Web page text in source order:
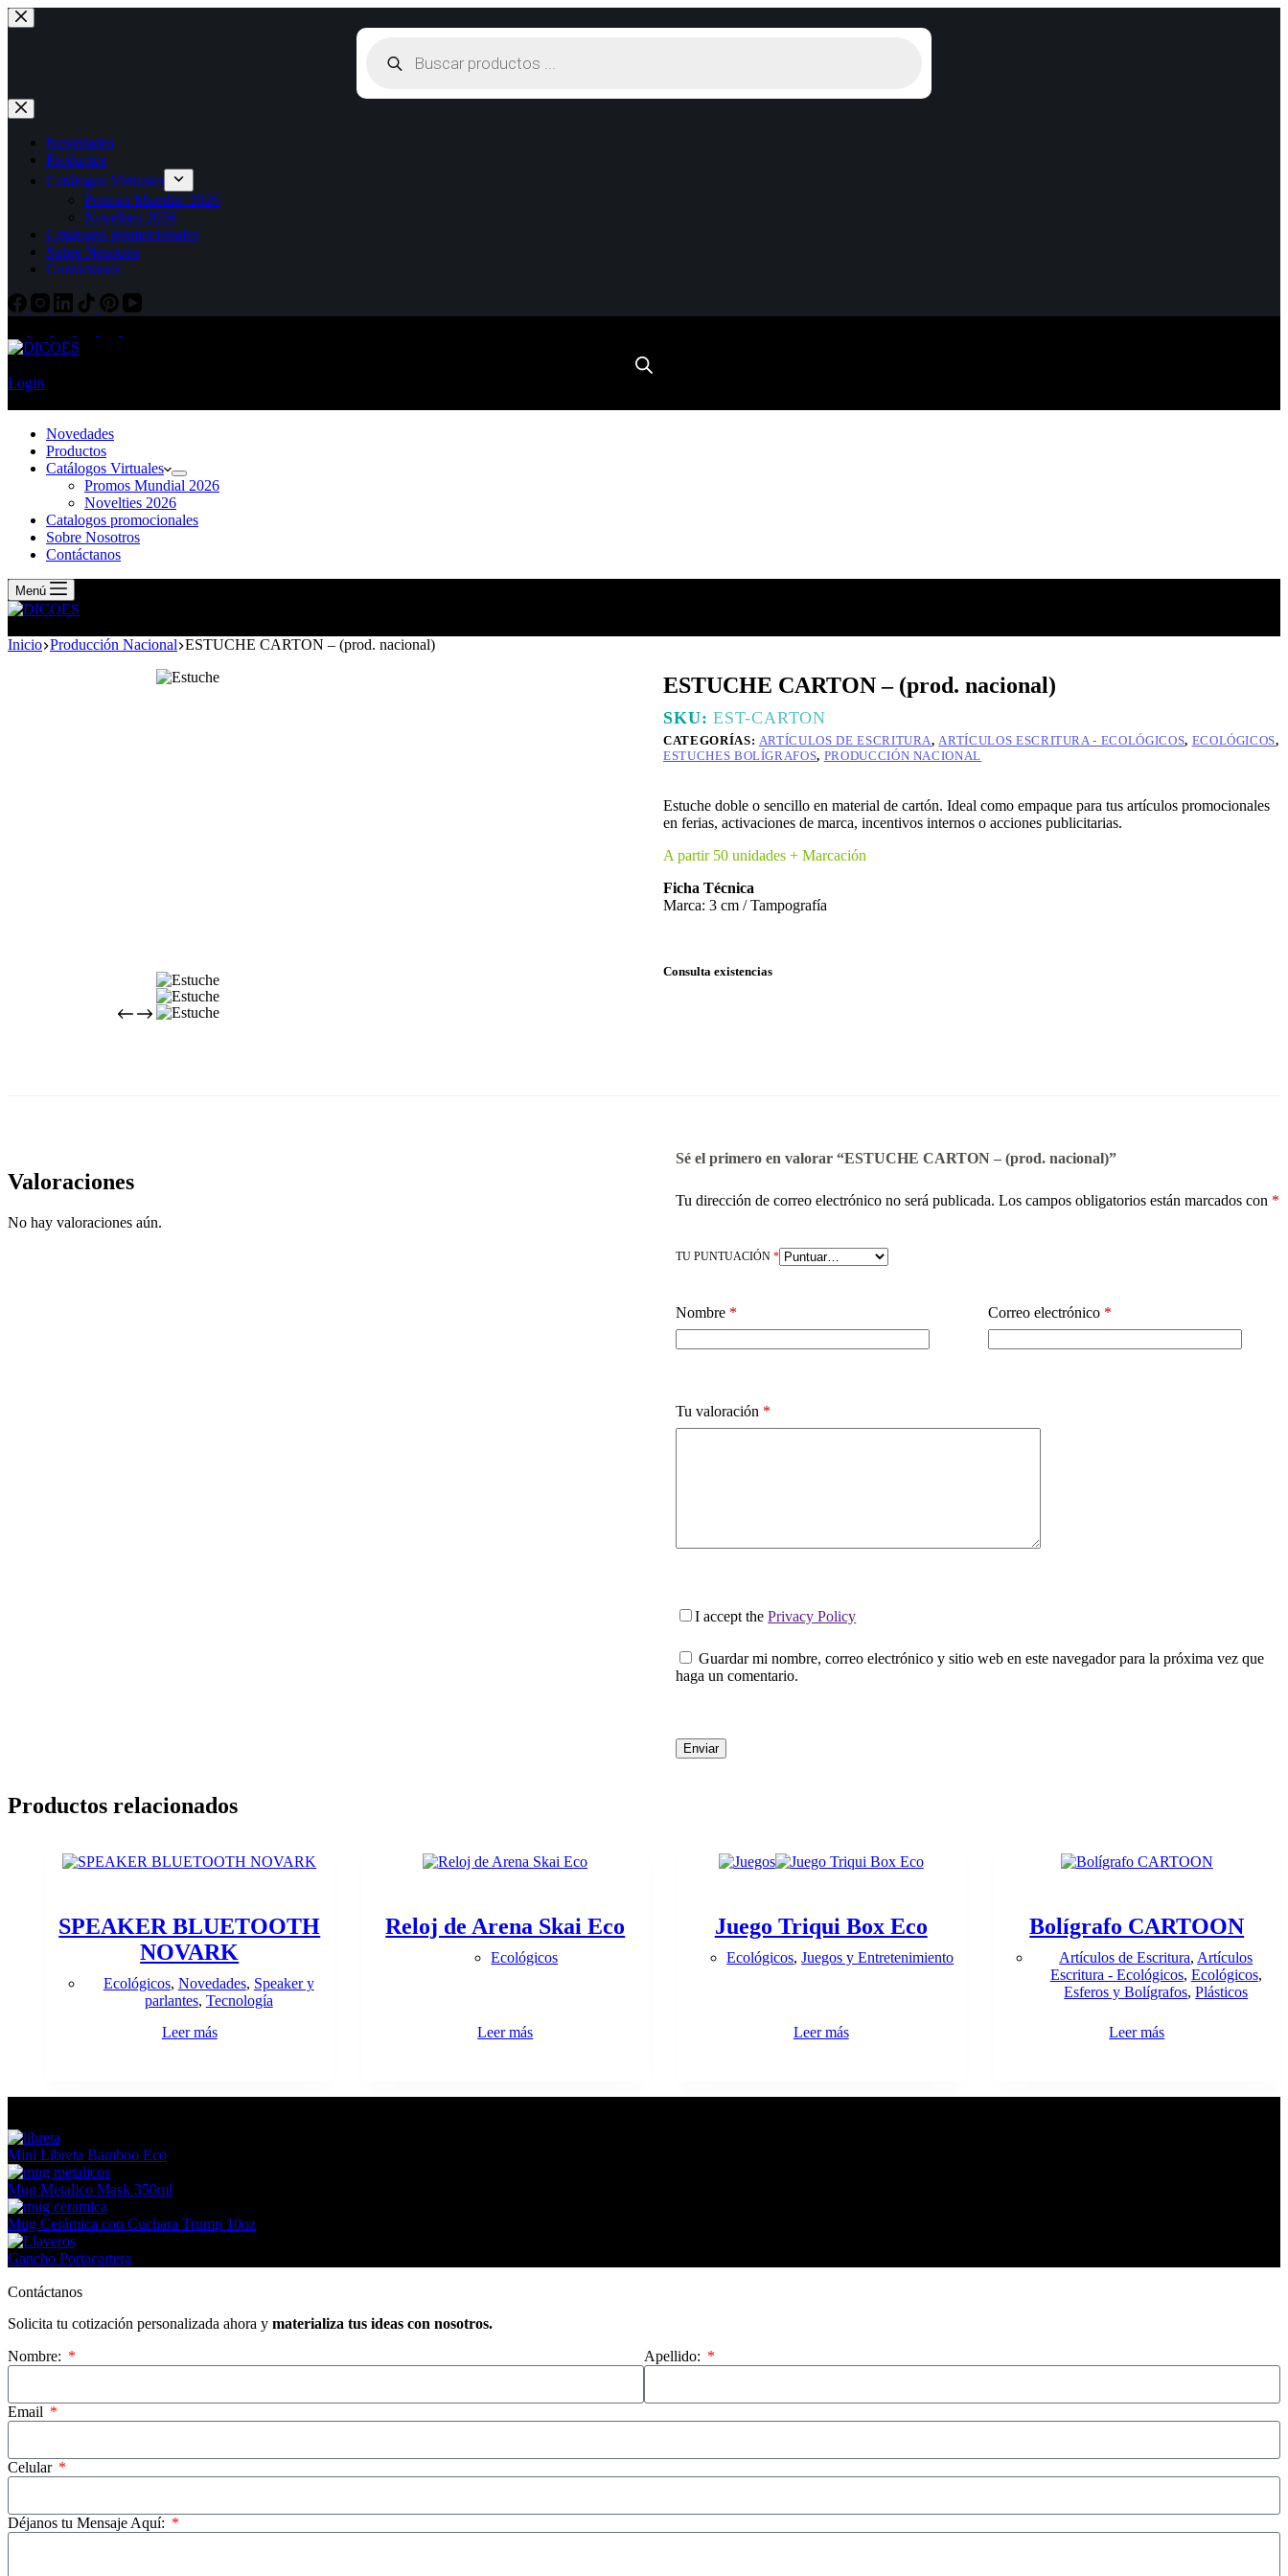
Novedades
Productos
Catálogos Virtuales
Promos Mundial 2026
Novelties 2026
Catalogos promocionales
Sobre Nosotros
Contáctanos
Login
Novedades
Productos
Catálogos Virtuales
Promos Mundial 2026
Novelties 2026
Catalogos promocionales
Sobre Nosotros
Contáctanos
Menú
Inicio Producción Nacional ESTUCHE CARTON – (prod. nacional)
ESTUCHE CARTON – (prod. nacional)
SKU:EST-CARTON
CATEGORÍAS: ARTÍCULOS DE ESCRITURA, ARTÍCULOS ESCRITURA - ECOLÓGICOS, ECOLÓGICOS,
ESTUCHES BOLÍGRAFOS, PRODUCCIÓN NACIONAL
Estuche doble o sencillo en material de cartón. Ideal como empaque para tus artículos promocionales
en ferias, activaciones de marca, incentivos internos o acciones publicitarias.
A partir 50 unidades + Marcación
Ficha Técnica
Marca: 3 cm / Tampografía
Consulta existencias
Valoraciones
No hay valoraciones aún.
Sé el primero en valorar “ESTUCHE CARTON – (prod. nacional)”
Tu dirección de correo electrónico no será publicada. Los campos obligatorios están marcados con *
TU PUNTUACIÓN*
Nombre * Correo electrónico*
Tu valoración *
I accept thePrivacy Policy
Guardar mi nombre, correo electrónico y sitio web en este navegador para la próxima vez que
haga un comentario.
Enviar
Productos relacionados
SPEAKER BLUETOOTH
NOVARK
Ecológicos, Novedades, Speaker y
parlantes, Tecnología
Leer más
Reloj de Arena Skai Eco
Ecológicos
Leer más
Juego Triqui Box Eco
Ecológicos,Juegos y Entretenimiento
Leer más
Bolígrafo CARTOON
Artículos de Escritura, Artículos
Escritura - Ecológicos, Ecológicos,
Esferos y Bolígrafos,Plásticos
Leer más
Mini Libreta Bamboo Eco
Mug Metalico Mask 350ml
Mug Cerámica con Cuchara Trump 10oz
Gancho Portacartera
Contáctanos
Solicita tu cotización personalizada ahora y materializa tus ideas con nosotros.
Nombre:
Apellido:
Email
Celular
Déjanos tu Mensaje Aquí: